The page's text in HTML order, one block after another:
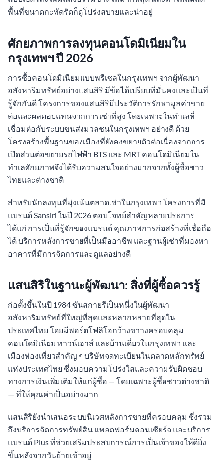
พื้นที่ขนาดกะทัดรัดก็ดูโปร่งสบายและน่าอยู่
ศักยภาพการลงทุนคอนโดมิเนียมใน
กรุงเทพฯ ปี 2026
การซื้อคอนโดมิเนียมแบบพรีเซลในกรุงเทพฯ จากผู้พัฒนา
อสังหาริมทรัพย์อย่างแสนสิริ มีข้อได้เปรียบที่มั่นคงและเป็นที่
รู้จักกันดี โครงการของแสนสิริมีประวัติการรักษามูลค่าขาย
ต่อและผลตอบแทนจากการเช่าที่สูง โดยเฉพาะในทำเลที่
เชื่อมต่อกับระบบขนส่งมวลชนในกรุงเทพฯ อย่างดี ด้วย
โครงสร้างพื้นฐานของเมืองที่ยังคงขยายตัวต่อเนื่องจากการ
เปิดส่วนต่อขยายรถไฟฟ้า BTS และ MRT คอนโดมิเนียมใน
ทำเลศักยภาพจึงได้รับความสนใจอย่างมากจากทั้งผู้ซื้อชาว
ไทยและต่างชาติ
สำหรับนักลงทุนที่มุ่งเน้นตลาดเช่าในกรุงเทพฯ โครงการที่มี
แบรนด์ Sansiri ในปี 2026 ตอบโจทย์สำคัญหลายประการ
ได้แก่ การเป็นที่รู้จักของแบรนด์ คุณภาพการก่อสร้างที่เชื่อถือ
ได้ บริการหลังการขายที่เป็นมืออาชีพ และฐานผู้เช่าที่มองหา
อาคารที่มีการจัดการและดูแลอย่างดี
แสนสิริในฐานะผู้พัฒนา: สิ่งที่ผู้ซื้อควรรู้
ก่อตั้งขึ้นในปี 1984 ซันสกายรีเป็นหนึ่งในผู้พัฒนา
อสังหาริมทรัพย์ที่ใหญ่ที่สุดและหลากหลายที่สุดใน
ประเทศไทย โดยมีพอร์ตโฟลิโอกว้างขวางครอบคลุม
คอนโดมิเนียม ทาวน์เฮาส์ และบ้านเดี่ยวในกรุงเทพฯ และ
เมืองท่องเที่ยวสำคัญ ๆ บริษัทจดทะเบียนในตลาดหลักทรัพย์
แห่งประเทศไทย ซึ่งมอบความโปร่งใสและความรับผิดชอบ
ทางการเงินเพิ่มเติมให้แก่ผู้ซื้อ — โดยเฉพาะผู้ซื้อชาวต่างชาติ
— ที่ให้คุณค่าเป็นอย่างมาก
แสนสิริยังนำเสนอระบบนิเวศหลังการขายที่ครอบคลุม ซึ่งรวม
ถึงบริการจัดการทรัพย์สิน แพลตฟอร์มคอนเซียร์จ และบริการ
แบรนด์ Plus ที่ช่วยเสริมประสบการณ์การเป็นเจ้าของให้ดียิ่ง
ขึ้นหลังจากวันย้ายเข้าอยู่